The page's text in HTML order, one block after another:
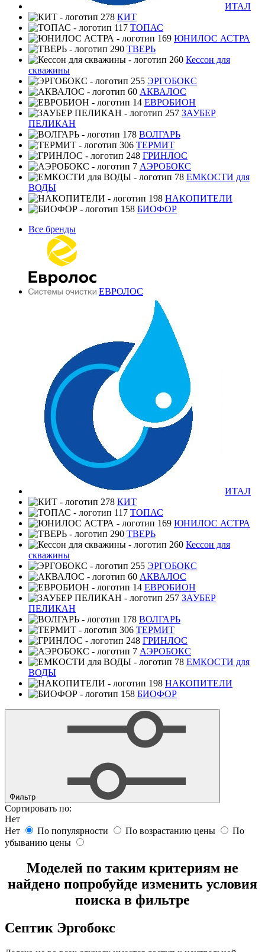
ИТАЛ
КИТ
ТОПАС
ЮНИЛОС АСТРА
ТВЕРЬ
Кессон для
скважины
ЭРГОБОКС
АКВАЛОС
ЕВРОБИОН
ЗАУБЕР
ПЕЛИКАН
ВОЛГАРЬ
ТЕРМИТ
ГРИНЛОС
АЭРОБОКС
ЕМКОСТИ для
ВОДЫ
НАКОПИТЕЛИ
БИОФОР
Все бренды
ЕВРОЛОС
ИТАЛ
КИТ
ТОПАС
ЮНИЛОС АСТРА
ТВЕРЬ
Кессон для
скважины
ЭРГОБОКС
АКВАЛОС
ЕВРОБИОН
ЗАУБЕР
ПЕЛИКАН
ВОЛГАРЬ
ТЕРМИТ
ГРИНЛОС
АЭРОБОКС
ЕМКОСТИ для
ВОДЫ
НАКОПИТЕЛИ
БИОФОР
Фильтр
Сортировать по:
Нет
Нет
По популярности По возрастанию цены
По
убыванию цены
Моделей по таким критериям не
найдено попробуйде изменить условия
поиска в фильтре
Септик Эргобокс